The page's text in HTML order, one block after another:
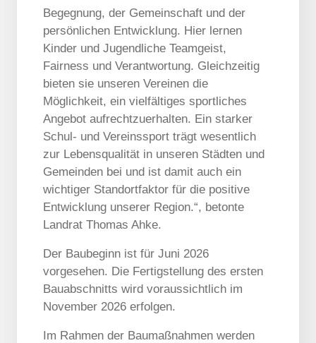
Begegnung, der Gemeinschaft und der
persönlichen Entwicklung. Hier lernen
Kinder und Jugendliche Teamgeist,
Fairness und Verantwortung. Gleichzeitig
bieten sie unseren Vereinen die
Möglichkeit, ein vielfältiges sportliches
Angebot aufrechtzuerhalten. Ein starker
Schul- und Vereinssport trägt wesentlich
zur Lebensqualität in unseren Städten und
Gemeinden bei und ist damit auch ein
wichtiger Standortfaktor für die positive
Entwicklung unserer Region.“, betonte
Landrat Thomas Ahke.
Der Baubeginn ist für Juni 2026
vorgesehen. Die Fertigstellung des ersten
Bauabschnitts wird voraussichtlich im
November 2026 erfolgen.
Im Rahmen der Baumaßnahmen werden